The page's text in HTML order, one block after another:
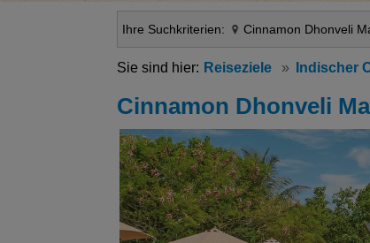
Ihre Suchkriterien: Cinnamon Dhonveli
Reiseziele Indischer
Cinnamon Dhonveli